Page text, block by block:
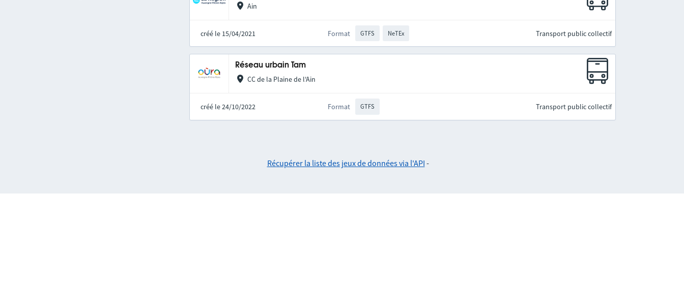
Ain
créé le 15/04/2021 Format GTFS NeTEx Transport public collectif
Réseau urbain Tam
CC de la Plaine de l'Ain
créé le 24/10/2022 Format GTFS Transport public collectif
Récupérer la liste des jeux de données via l'API -